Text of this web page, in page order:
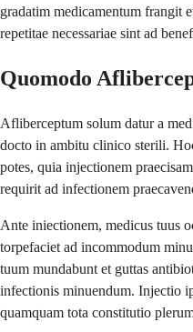
gradatim medicamentum frangit
repetitae necessariae sint ad
Quomodo
Afliberceptum solum datur a
docto in ambitu clinico sterili.
potes, quia injectionem
requirit ad infectionem
Ante iniectionem, medicus tuus
torpefaciet ad incommodum
tuum mundabunt et guttas
infectionis minuendum. Injectio
quamquam tota constitutio